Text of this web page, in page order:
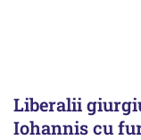
Liberalii
Iohannis cu